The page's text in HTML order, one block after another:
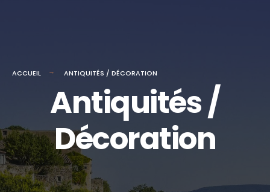
ACCUEIL ANTIQUITÉS / DÉCORATION
Antiquités /
Décoration